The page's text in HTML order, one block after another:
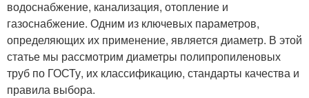
водоснабжение, канализация, отопление и
газоснабжение. Одним из ключевых параметров,
определяющих их применение, является диаметр. В этой
статье мы рассмотрим диаметры полипропиленовых
труб по ГОСТу, их классификацию, стандарты качества и
правила выбора.